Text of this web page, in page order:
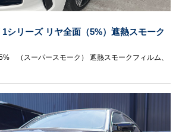
シリーズ リヤ全面（5%）遮熱スモーク
（スーパースモーク） 遮熱スモークフィルム、